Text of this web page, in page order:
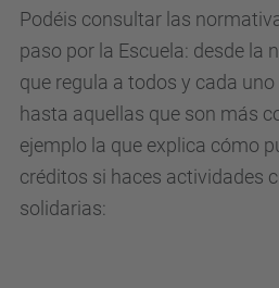
Podéis consultar las
paso por la Escuela: desde la
que regula a todos y cada
hasta aquellas que son más
ejemplo la que explica cómo
créditos si haces actividades
solidarias: